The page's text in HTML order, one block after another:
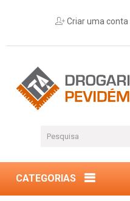
Criar uma conta
CATEGORIAS